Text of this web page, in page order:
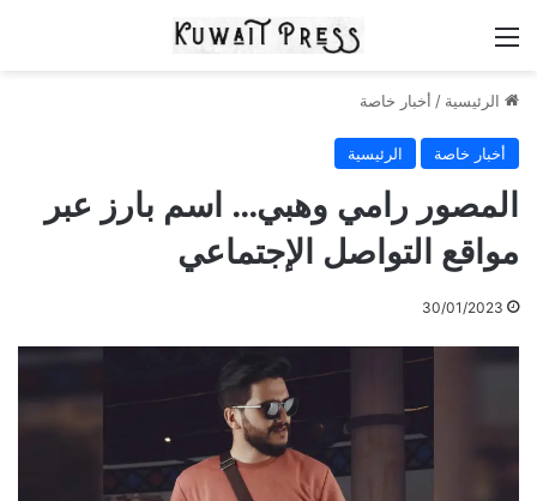
الرئيسية / أخبار خاصة
أخبار خاصة الرئيسية
المصور رامي وهبي… اسم بارز عبر
مواقع التواصل الإجتماعي
30/01/2023